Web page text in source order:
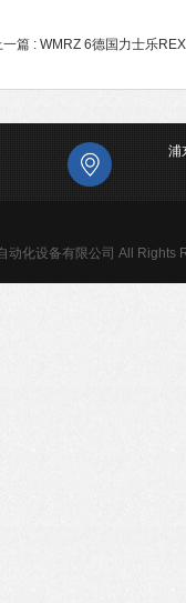
一篇 : WMRZ 6德国力士乐
浦
动化设备有限公司 All Rights